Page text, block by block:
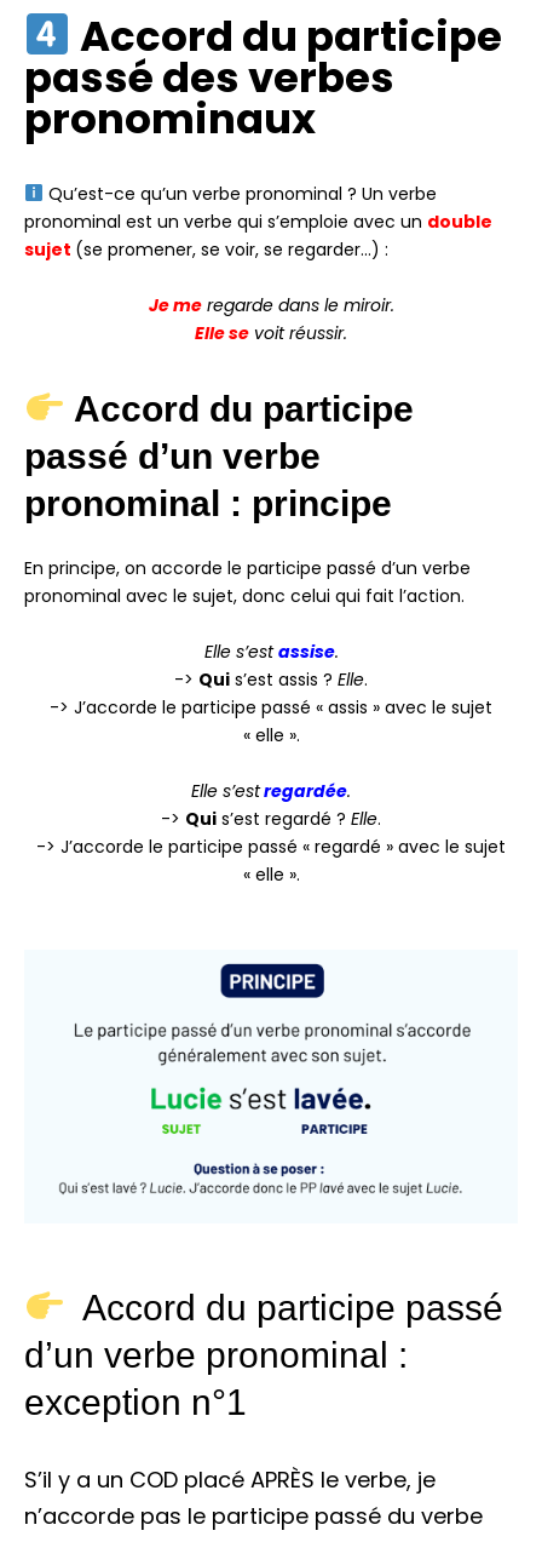
Accord du participe
passé des verbes
pronominaux
Qu’est-ce qu’un verbe pronominal ? Un verbe
pronominal est un verbe qui s’emploie avec un double
sujet (se promener, se voir, se regarder…) :
Je meregarde dans le miroir.
Elle se voit réussir.
Accord du participe
passé d’un verbe
pronominal : principe
En principe, on accorde le participe passé d’un verbe
pronominal avec le sujet, donc celui qui fait l’action.
Elle s’estassise.
-> Qui s’est assis ? Elle.
-> J’accorde le participe passé « assis » avec le sujet
« elle ».
Elle s’estregardée.
-> Qui s’est regardé ? Elle.
-> J’accorde le participe passé « regardé » avec le sujet
« elle ».
Accord du participe passé
d’un verbe pronominal :
exception n°1
S’il y a un COD placé APRÈS le verbe, je
n’accorde pas le participe passé du verbe